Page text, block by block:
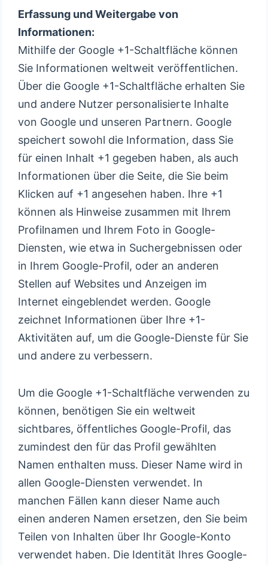
Erfassung und Weitergabe von
Informationen:
Mithilfe der Google +1-Schaltfläche können
Sie Informationen weltweit veröffentlichen.
Über die Google +1-Schaltfläche erhalten Sie
und andere Nutzer personalisierte Inhalte
von Google und unseren Partnern. Google
speichert sowohl die Information, dass Sie
für einen Inhalt +1 gegeben haben, als auch
Informationen über die Seite, die Sie beim
Klicken auf +1 angesehen haben. Ihre +1
können als Hinweise zusammen mit Ihrem
Profilnamen und Ihrem Foto in Google-
Diensten, wie etwa in Suchergebnissen oder
in Ihrem Google-Profil, oder an anderen
Stellen auf Websites und Anzeigen im
Internet eingeblendet werden. Google
zeichnet Informationen über Ihre +1-
Aktivitäten auf, um die Google-Dienste für Sie
und andere zu verbessern.
Um die Google +1-Schaltfläche verwenden zu
können, benötigen Sie ein weltweit
sichtbares, öffentliches Google-Profil, das
zumindest den für das Profil gewählten
Namen enthalten muss. Dieser Name wird in
allen Google-Diensten verwendet. In
manchen Fällen kann dieser Name auch
einen anderen Namen ersetzen, den Sie beim
Teilen von Inhalten über Ihr Google-Konto
verwendet haben. Die Identität Ihres Google-